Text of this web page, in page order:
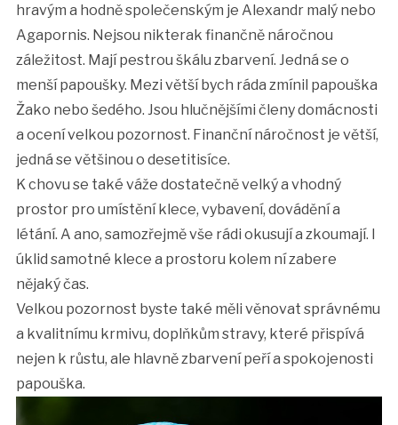
hravým a hodně společenským je Alexandr malý nebo
Agapornis. Nejsou nikterak finančně náročnou
záležitost. Mají pestrou škálu zbarvení. Jedná se o
menší papoušky. Mezi větší bych ráda zmínil papouška
Žako nebo šedého. Jsou hlučnějšími členy domácnosti
a ocení velkou pozornost. Finanční náročnost je větší,
jedná se většinou o desetitisíce.
K chovu se také váže dostatečně velký a vhodný
prostor pro umístění klece, vybavení, dovádění a
létání. A ano, samozřejmě vše rádi okusují a zkoumají. I
úklid samotné klece a prostoru kolem ní zabere
nějaký čas.
Velkou pozornost byste také měli věnovat správnému
a kvalitnímu krmivu, doplňkům stravy, které přispívá
nejen k růstu, ale hlavně zbarvení peří a spokojenosti
papouška.